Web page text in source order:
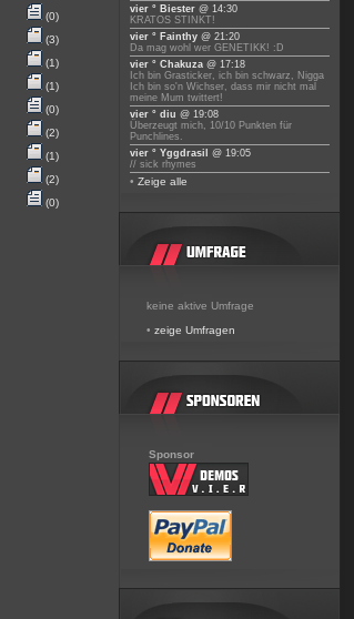
(0)
(3)
(1)
(1)
(0)
(2)
(1)
(2)
(0)
vier ° Biester @ 14:30
KRATOS STINKT!
vier ° Fainthy @ 21:20
Da mag wohl wer GENETIKK! :D
vier ° Chakuza @ 17:18
Ich bin Grasticker, ich bin schwarz, Nigga
Ich bin so'n Wichser, dass mir nicht mal
meine Mum twittert!
vier ° diu @ 19:08
Überzeugt mich, 10/10 Punkten für
Punchlines.
vier ° Yggdrasil
@ 19:05
// sick rhymes
• Zeige alle
keine aktive Umfrage
• zeige Umfragen
Sponsor